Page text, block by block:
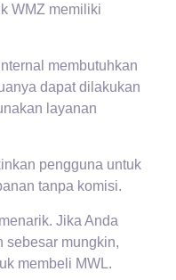
WMZ memiliki
membutuhkan
dapat dilakukan
layanan
pengguna untuk
tanpa komisi.
Jika Anda
sebesar mungkin,
membeli MWL.